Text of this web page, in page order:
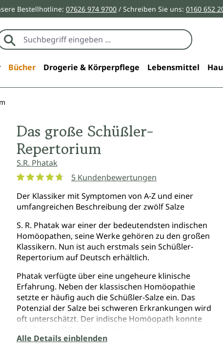
Bestellhotline: 07626 974 9700 / Schreiben Sie uns: 0160 652
Bücher Drogerie & Körperpflege Lebensmittel
Das große Schüßler-
Repertorium
S.R. Phatak
5 Kundenbewertungen
Der Klassiker mit Symptomen von A-Z und einer
umfangreichen Beschreibung der zwölf Salze
S. R. Phatak war einer der bedeutendsten indischen
Homöopathen, seine Werke gehören zu den großen
Klassikern. Nun ist auch erstmals sein Schüßler-
Repertorium auf Deutsch erhältlich.
Phatak verfügte über eine ungeheure klinische
Erfahrung. Neben der klassischen Homöopathie
setzte er häufig auch die Schüßler-Salze ein. Das
Potenzial der Salze bei schweren Erkrankungen wird
oft unterschätzt. Der indische Homöopath konnte
mit den zwölf Salzen – einzeln oder in Kombination –
oft erstaunliche Heilerfolge auch bei chronischen
Alle Details einblenden